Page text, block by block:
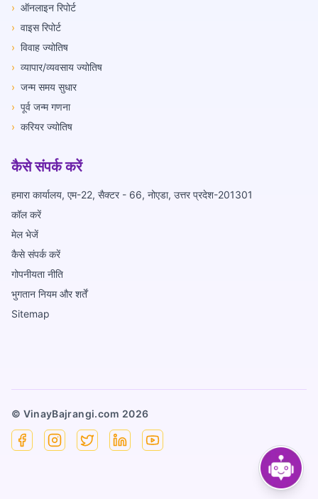
› ऑनलाइन रिपोर्ट
› वाइस रिपोर्ट
› विवाह ज्योतिष
› व्यापार/व्यवसाय ज्योतिष
› जन्म समय सुधार
› पूर्व जन्म गणना
› करियर ज्योतिष
कैसे संपर्क करें
हमारा कार्यालय, एम-22, सैक्टर - 66, नोएडा, उत्तर प्रदेश-201301
कॉल करें
मेल भेजें
कैसे संपर्क करें
गोपनीयता नीति
भुगतान नियम और शर्तें
Sitemap
© VinayBajrangi.com 2026
FacebookInstagram
X LinkedinYouTube